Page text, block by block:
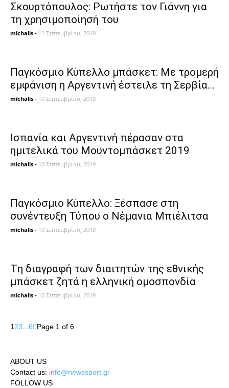
Σκουρτόπουλος: Ρωτήστε τον Γιάννη για
τη χρησιμοποίησή του
michalis - 11 Σεπτεμβρίου, 2019
Παγκόσμιο Κύπελλο μπάσκετ: Με τρομερή
εμφάνιση η Αργεντινή έστειλε τη Σερβία...
michalis - 10 Σεπτεμβρίου, 2019
Ισπανία και Αργεντινή πέρασαν στα
ημιτελικά του Μουντομπάσκετ 2019
michalis - 10 Σεπτεμβρίου, 2019
Παγκόσμιο Κύπελλο: Ξέσπασε στη
συνέντευξη Τύπου ο Νέμανια Μπιέλιτσα
michalis - 10 Σεπτεμβρίου, 2019
Tη διαγραφή των διαιτητών της εθνικής
μπάσκετ ζητά η ελληνική ομοσπονδία
michalis - 10 Σεπτεμβρίου, 2019
1 23 6 Page 1 of 6
ABOUT US
Contact us: info@newssport.gr
FOLLOW US